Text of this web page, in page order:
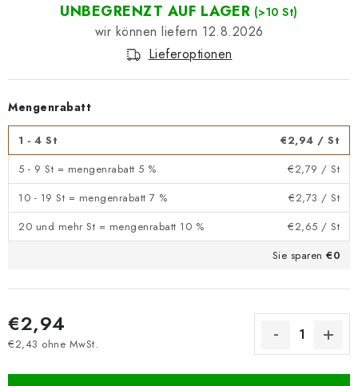
UNBEGRENZT AUF LAGER (>10 St)
12.8.2026
Lieferoptionen
Mengenrabatt
1 - 4 St €2,94 / St
5 - 9 St = mengenrabatt 5 %
€2,79 / St
10 - 19 St = mengenrabatt 7 %
€2,73 / St
20 und mehr St = mengenrabatt 10 %
€2,65 / St
Sie sparen €0
€2,94
€2,43 ohne MwSt.